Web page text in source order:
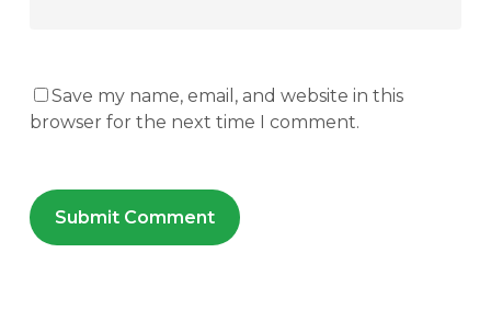
Save my name, email, and website in this
browser for the next time I comment.